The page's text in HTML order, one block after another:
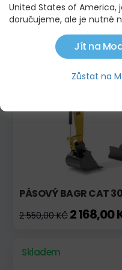
LIEBHERR R 922
4 332,00 KČ
PÁSOVÝ BAGR CAT
2 550,00 KČ 2 168,00
Skladem
United States of America,
doručujeme, ale je nutné
Jít na
Zůstat na